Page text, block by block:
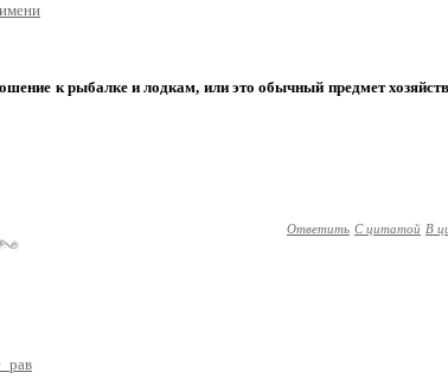
к рыбалке и лодкам, или это обычный предмет
Ответить С цитатой В